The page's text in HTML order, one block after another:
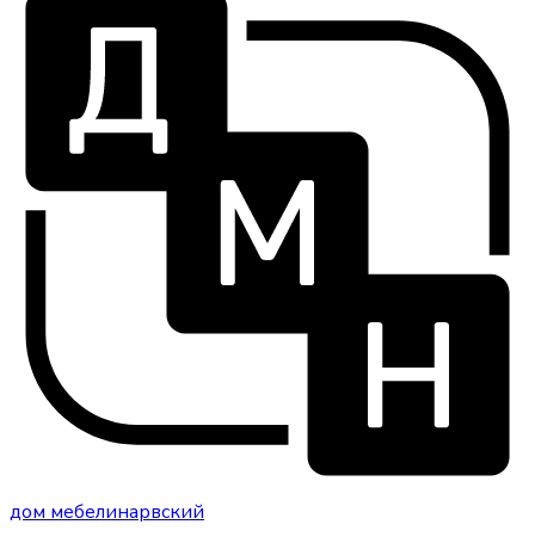
дом мебелинарвский